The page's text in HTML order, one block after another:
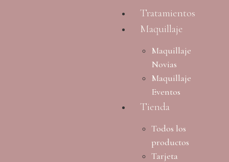
Tratamientos
Maquillaje
Maquillaje
Novias
Maquillaje
Eventos
Tienda
Todos los
productos
Tarjeta